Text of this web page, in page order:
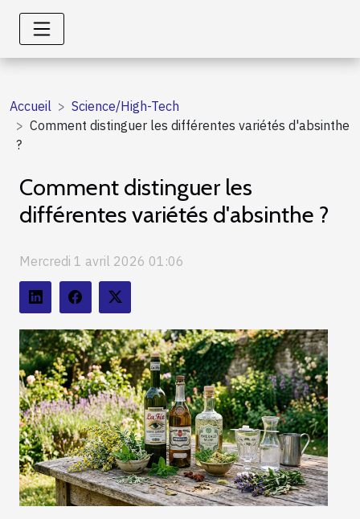
Accueil
Science/High-Tech
Comment distinguer les différentes variétés d'absinthe
?
Comment distinguer les
différentes variétés d'absinthe ?
Mercredi 1 avril 2026 01:06